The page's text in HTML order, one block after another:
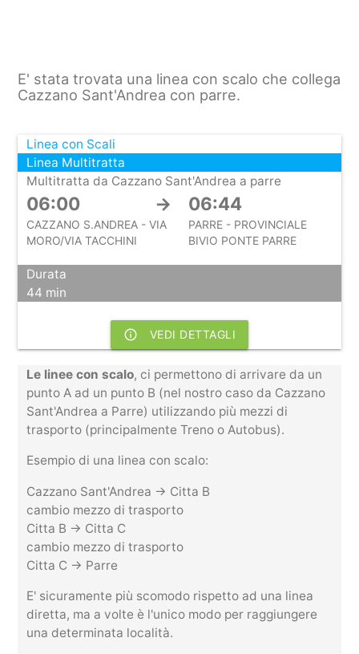
E' stata trovata una linea con scalo che collega
Cazzano Sant'Andrea con parre.
Linea con Scali
Linea Multitratta
Multitratta da Cazzano Sant'Andrea a parre
06:00 → 06:44
CAZZANO S.ANDREA - VIA
MORO/VIA TACCHINI
PARRE - PROVINCIALE
BIVIO PONTE PARRE
Durata
44 min
info_outline VEDI DETTAGLI
Le linee con scalo, ci permettono di arrivare da un
punto A ad un punto B (nel nostro caso da Cazzano
Sant'Andrea a Parre) utilizzando più mezzi di
trasporto (principalmente Treno o Autobus).
Esempio di una linea con scalo:
Cazzano Sant'Andrea -> Citta B
cambio mezzo di trasporto
Citta B -> Citta C
cambio mezzo di trasporto
Citta C -> Parre
E' sicuramente più scomodo rispetto ad una linea
diretta, ma a volte è l'unico modo per raggiungere
una determinata località.